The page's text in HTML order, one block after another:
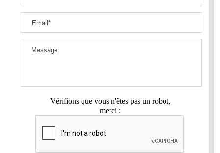
Vérifions que vous n'êtes pas un robot,
merci :